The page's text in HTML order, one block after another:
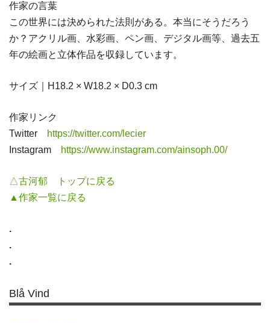
作家の言葉
この世界には決められた法則がある。本当にそうだろう
か？アクリル画、水彩画、ペン画、デジタル画等、過去五
年の絵画と立体作品を収録しています。
サイズ｜H18.2 × W18.2 × D0.3 cm
作家リンク
Twitter
https://twitter.com/lecier
Instagram
https://www.instagram.com/ainsoph.00/
△古河郁 トップに戻る
▲作家一覧に戻る
.
.
.
Blå Vind